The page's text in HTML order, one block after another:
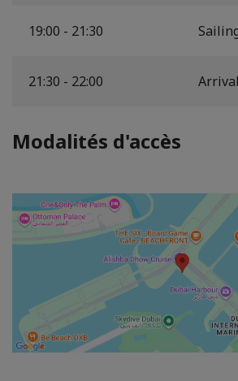
19:00 - 21:30
21:30 - 22:00
Modalités d'accès